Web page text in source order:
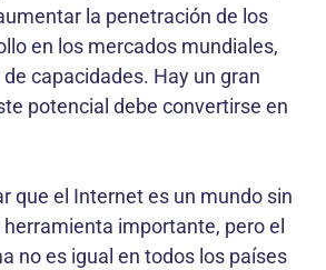
la penetración de los
en los mercados mundiales,
capacidades. Hay un gran
potencial debe convertirse en
que el Internet es un mundo sin
importante, pero el
no es igual en todos los países